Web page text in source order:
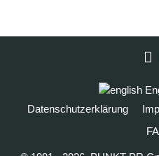
Datenschutzerklärung